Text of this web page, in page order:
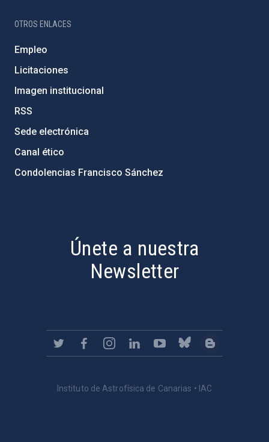
OTROS ENLACES
Empleo
Licitaciones
Imagen institucional
RSS
Sede electrónica
Canal ético
Condolencias Francisco Sánchez
Únete a nuestra
Newsletter
Instituto de Astrofísica de Canarias • IAC